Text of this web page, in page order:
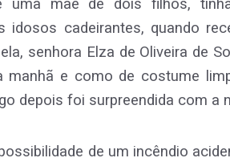
uma mãe de dois filhos,
idosos cadeirantes, quando
senhora Elza de Oliveira de
manhã e como de costume
depois foi surpreendida com a
de um incêndio